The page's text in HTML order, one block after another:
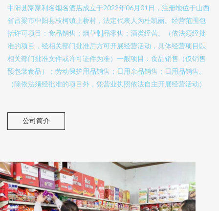
中阳县家家利名烟名酒店成立于2022年06月01日，注册地位于山西
省吕梁市中阳县枝柯镇上桥村，法定代表人为杜凯丽。经营范围包
括许可项目：食品销售；烟草制品零售；酒类经营。（依法须经批
准的项目，经相关部门批准后方可开展经营活动，具体经营项目以
相关部门批准文件或许可证件为准）一般项目：食品销售（仅销售
预包装食品）；劳动保护用品销售；日用杂品销售；日用品销售。
（除依法须经批准的项目外，凭营业执照依法自主开展经营活动）
公司简介